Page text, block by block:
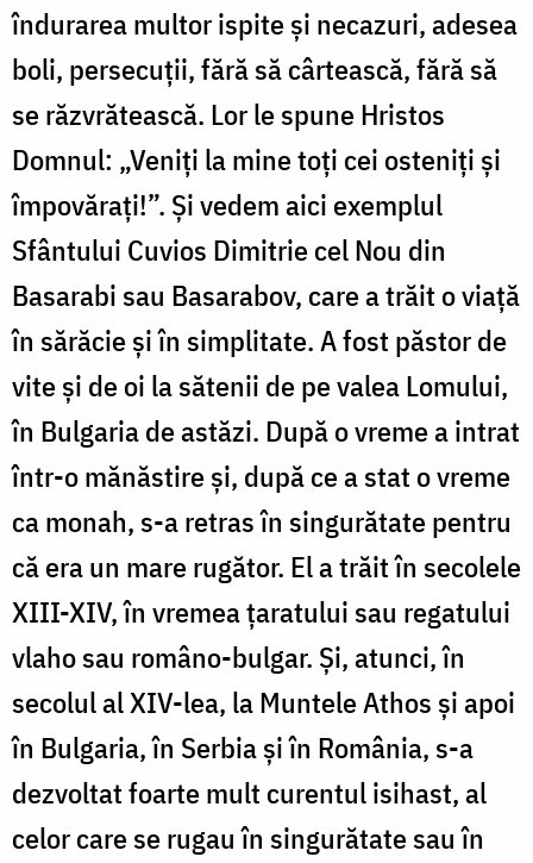
îndurarea multor ispite și necazuri, adesea
boli, persecuții, fără să cârtească, fără să
se răzvrătească. Lor le spune Hristos
Domnul: „Veniți la mine toți cei osteniți și
împovărați!”. Și vedem aici exemplul
Sfântului Cuvios Dimitrie cel Nou din
Basarabi sau Basarabov, care a trăit o viață
în sărăcie și în simplitate. A fost păstor de
vite și de oi la sătenii de pe valea Lomului,
în Bulgaria de astăzi. După o vreme a intrat
într-o mănăstire și, după ce a stat o vreme
ca monah, s-a retras în singurătate pentru
că era un mare rugător. El a trăit în secolele
XIII-XIV, în vremea țaratului sau regatului
vlaho sau româno-bulgar. Și, atunci, în
secolul al XIV-lea, la Muntele Athos și apoi
în Bulgaria, în Serbia și în România, s-a
dezvoltat foarte mult curentul isihast, al
celor care se rugau în singurătate sau în